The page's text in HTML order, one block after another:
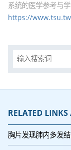
系统的医学参考与
https://
RELATED
胸片发现肺内多发